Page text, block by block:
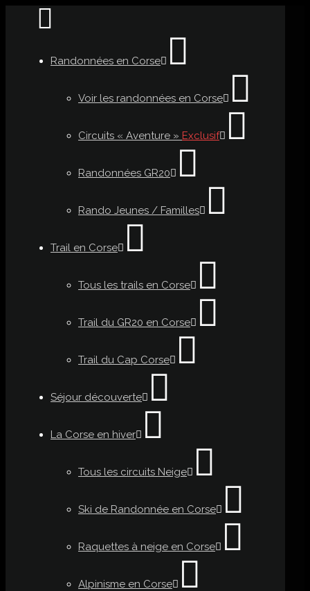
Randonnées en Corse
Voir les randonnées en Corse
Circuits « Aventure » Exclusif
Randonnées GR20
Rando Jeunes / Familles
Trail en Corse
Tous les trails en Corse
Trail du GR20 en Corse
Trail du Cap Corse
Séjour découverte
La Corse en hiver
Tous les circuits Neige
Ski de Randonnée en Corse
Raquettes à neige en Corse
Alpinisme en Corse